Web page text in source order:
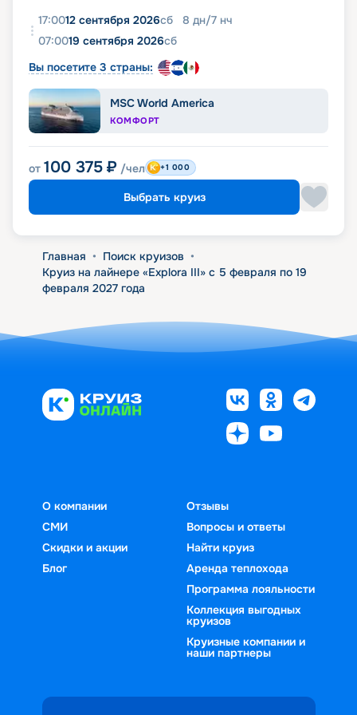
17:0012 сентября 2026сб 8 дн/7 нч
07:0019 сентября 2026сб
Вы посетите 3 страны:
MSC World America
КОМФОРТ
от 100 375 ₽ /чел +1 000
Выбрать круиз
Главная • Поиск круизов •
Круиз на лайнере «Explora III» с 5 февраля по 19
февраля 2027 года
О компании
СМИ
Скидки и акции
Блог
Отзывы
Вопросы и ответы
Найти круиз
Аренда теплохода
Программа лояльности
Коллекция выгодных
круизов
Круизные компании и
наши партнеры